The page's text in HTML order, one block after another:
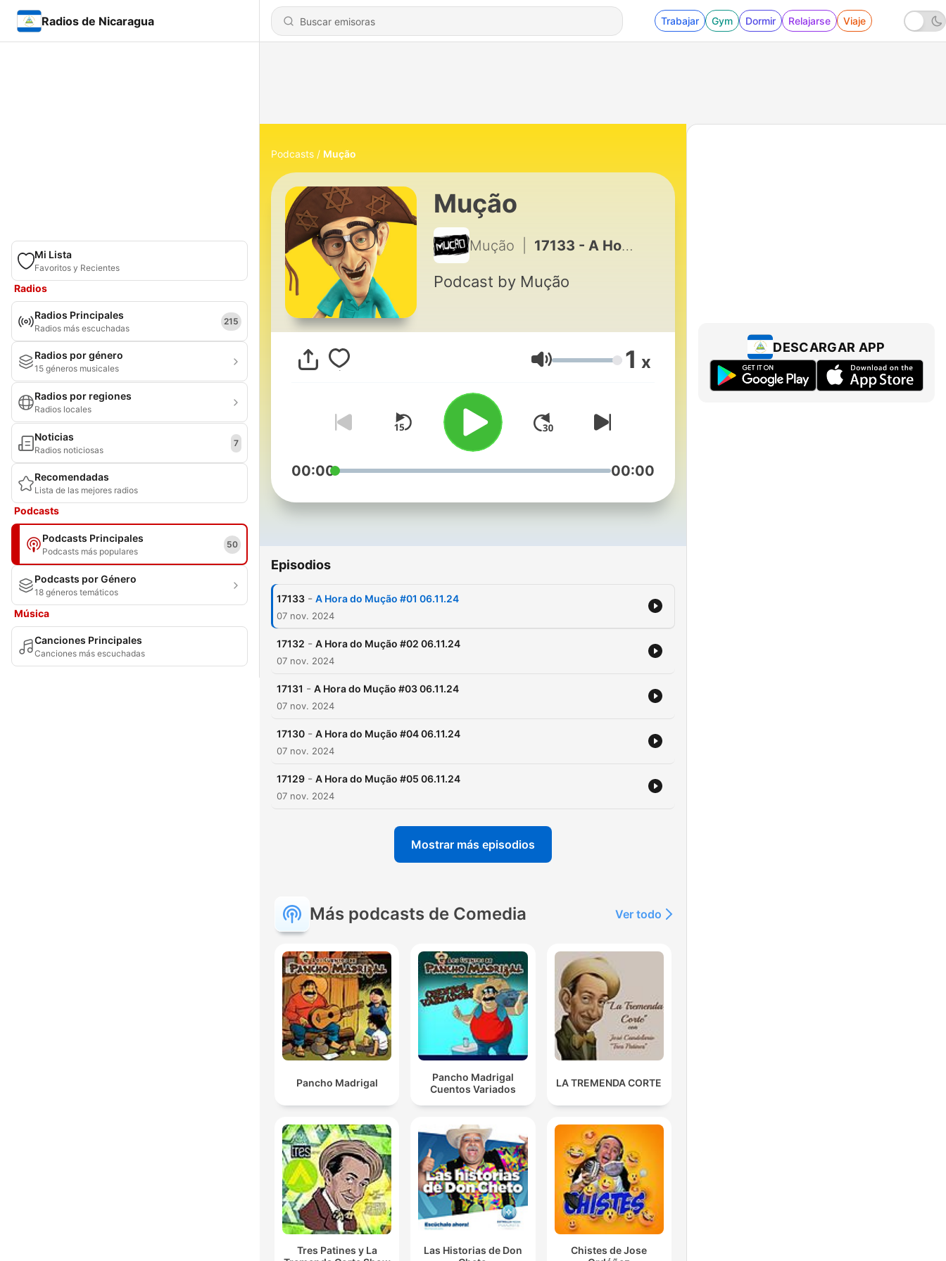
Radios de Nicaragua Trabajar Gym Dormir Relajarse Viaje
Mi Lista
Favoritos y Recientes
Radios
Radios Principales
Radios más escuchadas
215
Radios por género
15 géneros musicales
Radios por regiones
Radios locales
Noticias
Radios noticiosas
7
Recomendadas
Lista de las mejores radios
Podcasts
Podcasts Principales
Podcasts más populares
50
Podcasts por Género
18 géneros temáticos
Música
Canciones Principales
Canciones más escuchadas
Podcasts Mução
Mução
Mução 17133 - A Hora do Mução #01 06.11.24
Podcast by Mução
Volumen 1 x
00:00 00:00
Episodios
17133 - A Hora do Mução #01 06.11.24
07 nov. 2024
17132 - A Hora do Mução #02 06.11.24
07 nov. 2024
17131 - A Hora do Mução #03 06.11.24
07 nov. 2024
17130 - A Hora do Mução #04 06.11.24
07 nov. 2024
17129 - A Hora do Mução #05 06.11.24
07 nov. 2024
Mostrar más episodios
Más podcasts de Comedia Ver todo
Pancho Madrigal
Pancho Madrigal
Cuentos Variados
LA TREMENDA CORTE
Tres Patines y La
Las Historias de Don
Chistes de Jose
DESCARGAR APP